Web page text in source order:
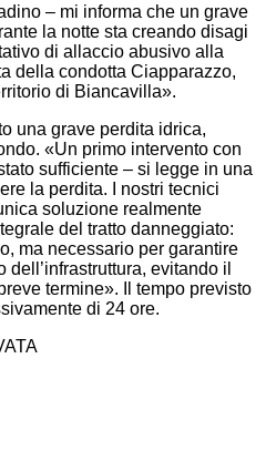
– mi informa che un grave
la notte sta creando disagi
di allaccio abusivo alla
della condotta Ciapparazzo,
di Biancavilla».
una grave perdita idrica,
«Un primo intervento con
sufficiente – si legge in una
la perdita. I nostri tecnici
soluzione realmente
del tratto danneggiato:
ma necessario per garantire
evitando il
termine». Il tempo previsto
di 24 ore.